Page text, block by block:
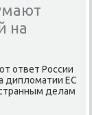
на
ответ России
дипломатии ЕС
делам